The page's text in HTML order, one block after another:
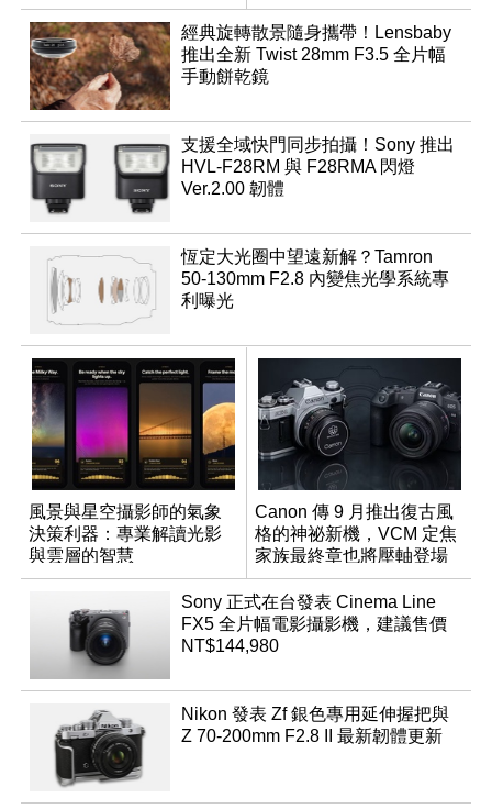
推出
經典旋轉散景隨身攜帶！Lensbaby
推出全新 Twist 28mm F3.5 全片幅
手動餅乾鏡
支援全域快門同步拍攝！Sony 推出
HVL-F28RM 與 F28RMA 閃燈
Ver.2.00 韌體
恆定大光圈中望遠新解？Tamron
50-130mm F2.8 內變焦光學系統專
利曝光
風景與星空攝影師的氣象
決策利器：專業解讀光影
與雲層的智慧
App「Atmos」登場
Canon 傳 9 月推出復古風
格的神祕新機，VCM 定焦
家族最終章也將壓軸登場
Sony 正式在台發表 Cinema Line
FX5 全片幅電影攝影機，建議售價
NT$144,980
Nikon 發表 Zf 銀色專用延伸握把與
Z 70-200mm F2.8 II 最新韌體更新